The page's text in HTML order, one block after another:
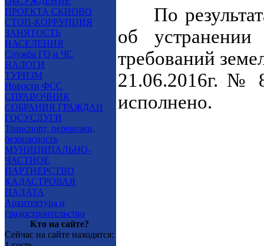
ПРОЕКТА СКИОВО
СТОП-КОРРУПЦИЯ
ЗАНЯТОСТЬ
НАСЕЛЕНИЯ
Служба ГО и ЧС
НАЛОГИ
ТУРИЗМ
Новости ФСС
СПРАВОЧНИК
СОБРАНИЯ ГРАЖДАН
ГОСУСЛУГИ
Транспорт, перевозки,
безопасность
МУНИЦИПАЛЬНО-
ЧАСТНОЕ
ПАРТНЕРСТВО
КАДАСТРОВАЯ
ПАЛАТА
Архитектура и
градостроительство
Кто на сайте?
Сейчас на сайте находятся:
По
об устранении
требований
21.06.2016г. №
исполнено.